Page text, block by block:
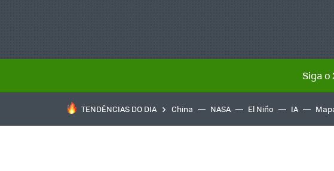
Siga o
TENDÊNCIAS DO DIA China NASA El Niño IA